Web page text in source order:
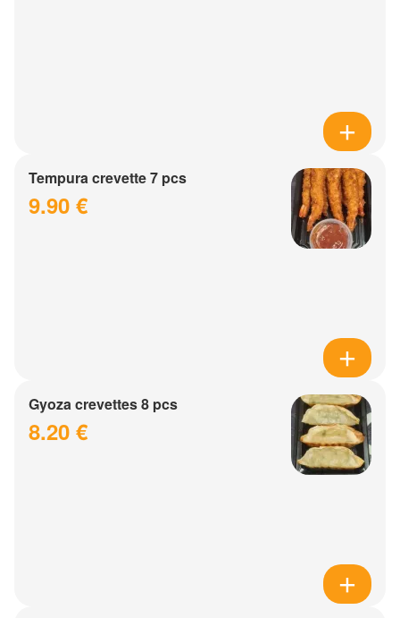
Tempura crevette 7 pcs
9.90 €
Gyoza crevettes 8 pcs
8.20 €